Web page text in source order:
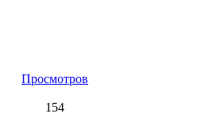
Просмотров
154